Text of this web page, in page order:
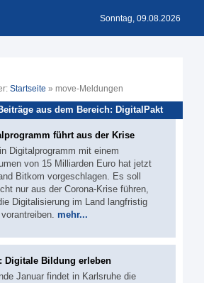
Sonntag, 09.08.2026
Startseite » move-Meldungen
aus dem Bereich: DigitalPakt
führt aus der Krise
Digitalprogramm mit einem
von 15 Milliarden Euro hat jetzt
Bitkom vorgeschlagen. Es soll
nur aus der Corona-Krise führen,
Digitalisierung im Land langfristig
mehr...
Digitale Bildung erleben
Januar findet in Karlsruhe die